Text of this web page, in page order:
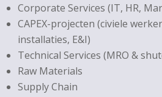
Corporate Services (IT, HR,
CAPEX-projecten (civiele
installaties, E&I)
Technical Services (MRO &
Raw Materials
Supply Chain